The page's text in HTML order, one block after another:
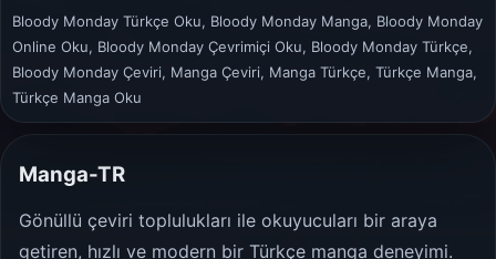
Bloody Monday Türkçe Oku, Bloody Monday Manga, Bloody Monday
Online Oku, Bloody Monday Çevrimiçi Oku, Bloody Monday Türkçe,
Bloody Monday Çeviri, Manga Çeviri, Manga Türkçe, Türkçe Manga,
Türkçe Manga Oku
Manga-TR
Gönüllü çeviri toplulukları ile okuyucuları bir araya
getiren, hızlı ve modern bir Türkçe manga deneyimi.